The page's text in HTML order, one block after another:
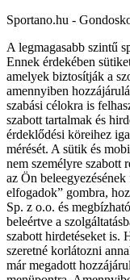
Sportano.hu -
A legmagasabb szintű
Ennek érdekében
amelyek biztosítják a
amennyiben
szabási célokra is
szabott tartalmak és
érdeklődési köreihez
mérését. A sütik és
nem személyre szabott
az Ön
elfogadok” gombra,
Sp. z o.o. és
beleértve a
szabott hirdetéseket is.
szeretné korlátozni
már megadott